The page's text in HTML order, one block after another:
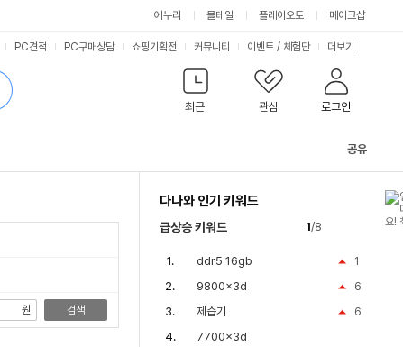
에누리 몰테일 플레이오토 메이크샵
최근 관심 로그인
PC견적 PC구매상담 쇼핑기획전 커뮤니티 이벤트 / 체험단 더보기
공유
원 검색
다나와 인기 키워드
급상승 키워드 1/8
1
ddr5 16gb
6
9800x3d
6
제습기
7700x3d